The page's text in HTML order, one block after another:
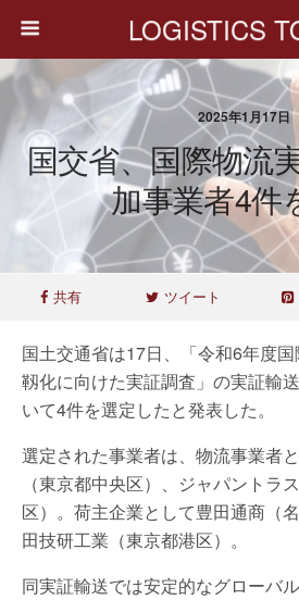
LOGISTICS
2025年1月17日
国交省、国際物流
加事業者4件
共有 ツイート
国土交通省は17日、「令和6年度
靱化に向けた実証調査」の実証輸
いて4件を選定したと発表した。
選定された事業者は、物流事業者
（東京都中央区）、ジャパントラ
区）。荷主企業として豊田通商（
田技研工業（東京都港区）。
同実証輸送では安定的なグローバ